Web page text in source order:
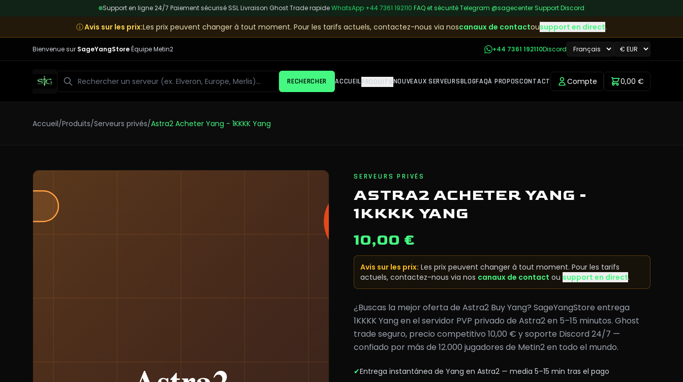
Support en ligne 24/7 Paiement sécurisé SSLLivraison Ghost Trade rapideWhatsApp +44 7361 192110 FAQ et sécuritéTelegram @sagecenter Support Discord
ⓘAvis sur les prix:Les prix peuvent changer à tout moment. Pour les tarifs actuels, contactez-nous via noscanaux de contactousupport en direct.
Bienvenue sur SageYangStoreÉquipe Metin2 +44 7361 192110Discord
Rechercher RECHERCHER ACCUEILPRODUITSNOUVEAUX SERVEURSBLOGFAQÀ PROPOSCONTACT Compte 0,00 €
Accueil/Produits/Serveurs privés/Astra2 Acheter Yang - 1KKKK Yang
SERVEURS PRIVÉS
ASTRA2 ACHETER YANG -
1KKKK YANG
10,00 €
Avis sur les prix: Les prix peuvent changer à tout moment. Pour les tarifs
actuels, contactez-nous via nos canaux de contact ou support en direct.
¿Buscas la mejor oferta de Astra2 Buy Yang? SageYangStore entrega
1KKKK Yang en el servidor PVP privado de Astra2 en 5–15 minutos. Ghost
trade seguro, precio competitivo 10,00 € y soporte Discord 24/7 —
confiado por más de 12.000 jugadores de Metin2 en todo el mundo.
✔Entrega instantánea de Yang en Astra2 — media 5–15 min tras el pago